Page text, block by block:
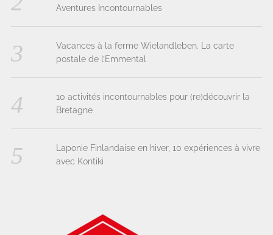
Aventures Incontournables
Vacances à la ferme Wielandleben. La carte
postale de l’Emmental
10 activités incontournables pour (re)découvrir la
Bretagne
Laponie Finlandaise en hiver, 10 expériences à vivre
avec Kontiki